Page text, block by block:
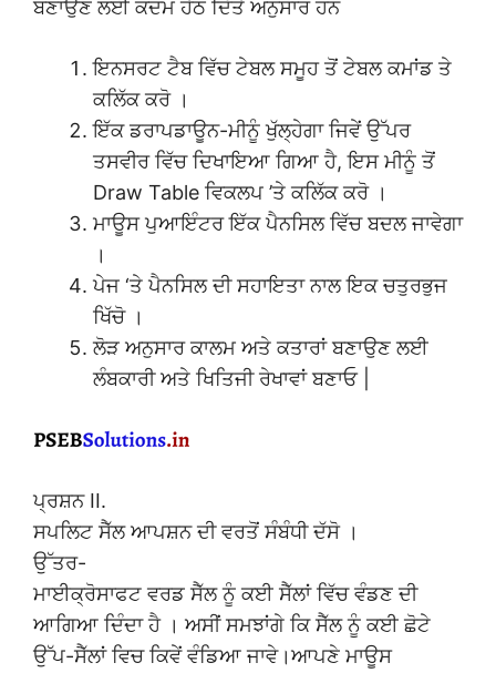
ਬਣਾਉਣ ਲਈ ਕਦਮ ਹੇਠ ਦਿੱਤੇ ਅਨੁਸਾਰ ਹਨ
ਇਨਸਰਟ ਟੈਬ ਵਿੱਚ ਟੇਬਲ ਸਮੂਹ ਤੋਂ ਟੇਬਲ ਕਮਾਂਡ ਤੇ
ਕਲਿੱਕ ਕਰੋ ।
ਇੱਕ ਡਰਾਪਡਾਊਨ-ਮੀਨੂੰ ਖੁੱਲ੍ਹੇਗਾ ਜਿਵੇਂ ਉੱਪਰ
ਤਸਵੀਰ ਵਿੱਚ ਦਿਖਾਇਆ ਗਿਆ ਹੈ, ਇਸ ਮੀਨੂੰ ਤੋਂ
Draw Table ਵਿਕਲਪ ’ਤੇ ਕਲਿੱਕ ਕਰੋ ।
ਮਾਊਸ ਪੁਆਇੰਟਰ ਇੱਕ ਪੈਨਸਿਲ ਵਿੱਚ ਬਦਲ ਜਾਵੇਗਾ
।
ਪੇਜ ‘ਤੇ ਪੈਨਸਿਲ ਦੀ ਸਹਾਇਤਾ ਨਾਲ ਇਕ ਚਤੁਰਭੁਜ
ਖਿੱਚੋ ।
ਲੋੜ ਅਨੁਸਾਰ ਕਾਲਮ ਅਤੇ ਕਤਾਰਾਂ ਬਣਾਉਣ ਲਈ
ਲੰਬਕਾਰੀ ਅਤੇ ਖਿਤਿਜੀ ਰੇਖਾਵਾਂ ਬਣਾਓ |
ਪ੍ਰਸ਼ਨ II.
ਸਪਲਿਟ ਸੈੱਲ ਆਪਸ਼ਨ ਦੀ ਵਰਤੋਂ ਸੰਬੰਧੀ ਦੱਸੋ ।
ਉੱਤਰ-
ਮਾਈਕ੍ਰੋਸਾਫਟ ਵਰਡ ਸੈੱਲ ਨੂੰ ਕਈ ਸੈੱਲਾਂ ਵਿੱਚ ਵੰਡਣ ਦੀ
ਆਗਿਆ ਦਿੰਦਾ ਹੈ । ਅਸੀਂ ਸਮਝਾਂਗੇ ਕਿ ਸੈੱਲ ਨੂੰ ਕਈ ਛੋਟੇ
ਉੱਪ-ਸੈੱਲਾਂ ਵਿਚ ਕਿਵੇਂ ਵੰਡਿਆ ਜਾਵੇ।ਆਪਣੇ ਮਾਊਸ